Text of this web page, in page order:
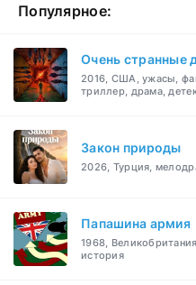
Популярное:
Очень странные
2016, США, ужасы,
триллер, драма,
Закон природы
2026, Турция,
Папашина армия
1968,
история